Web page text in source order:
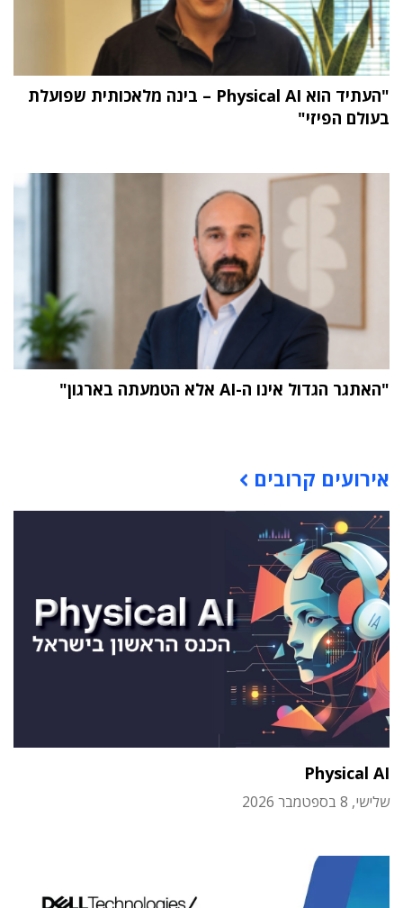
"העתיד הוא Physical AI – בינה מלאכותית שפועלת
בעולם הפיזי"
"האתגר הגדול אינו ה-AI אלא הטמעתה בארגון"
אירועים קרובים
Physical AI
שלישי, 8 בספטמבר 2026